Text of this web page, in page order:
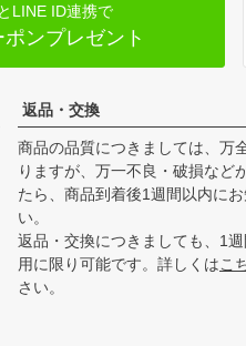
LINE ID連携で
ンプレゼント
返品・交換
商品の品質につきましては、万
りますが、万一不良・破損など
たら、商品到着後1週間以内に
い。
返品・交換につきましても、1
用に限り可能です。詳しくはこ
さい。